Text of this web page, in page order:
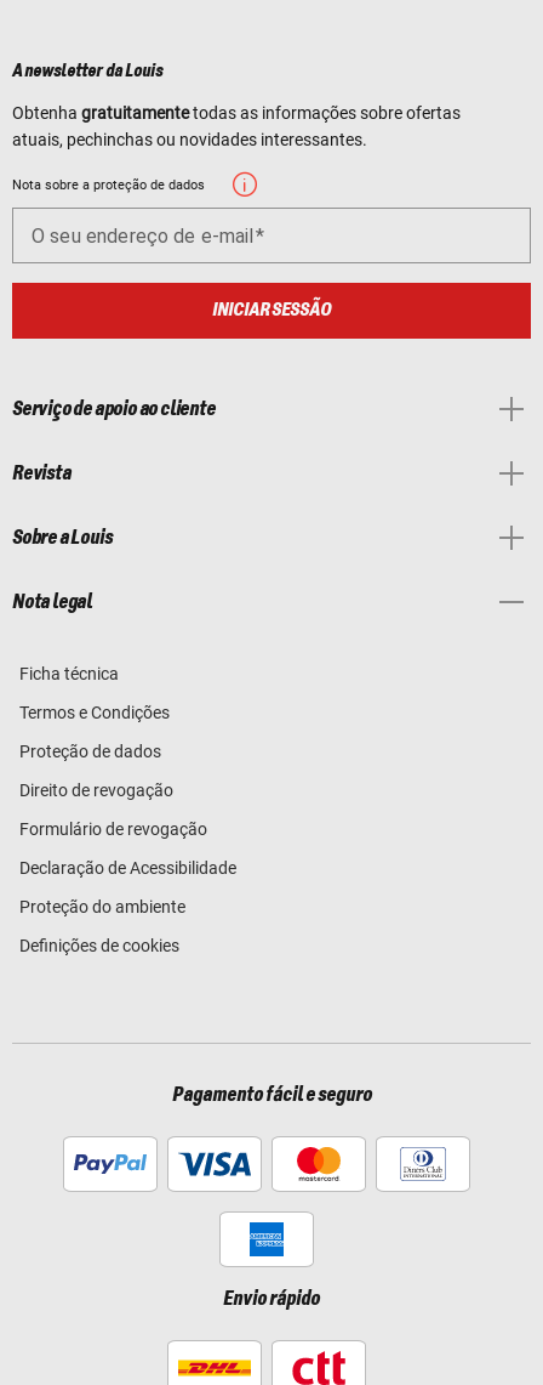
A newsletter da Louis
Obtenha gratuitamentetodas as informações sobre ofertas
atuais, pechinchas ou novidades interessantes.
Nota sobre a proteção de dados
O seu endereço de e-mail
INICIAR SESSÃO
Serviço de apoio ao cliente
Revista
Sobre a Louis
Nota legal
Ficha técnica
Termos e Condições
Proteção de dados
Direito de revogação
Formulário de revogação
Declaração de Acessibilidade
Proteção do ambiente
Definições de cookies
Pagamento fácil e seguro
Envio rápido